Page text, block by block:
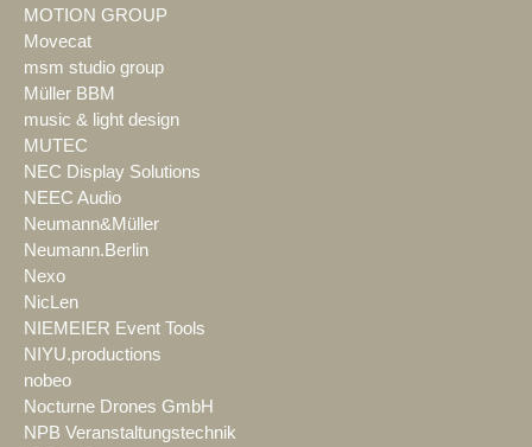
MOTION GROUP
Movecat
msm studio group
Müller BBM
music & light design
MUTEC
NEC Display Solutions
NEEC Audio
Neumann&Müller
Neumann.Berlin
Nexo
NicLen
NIEMEIER Event Tools
NIYU.productions
nobeo
Nocturne Drones GmbH
NPB Veranstaltungstechnik